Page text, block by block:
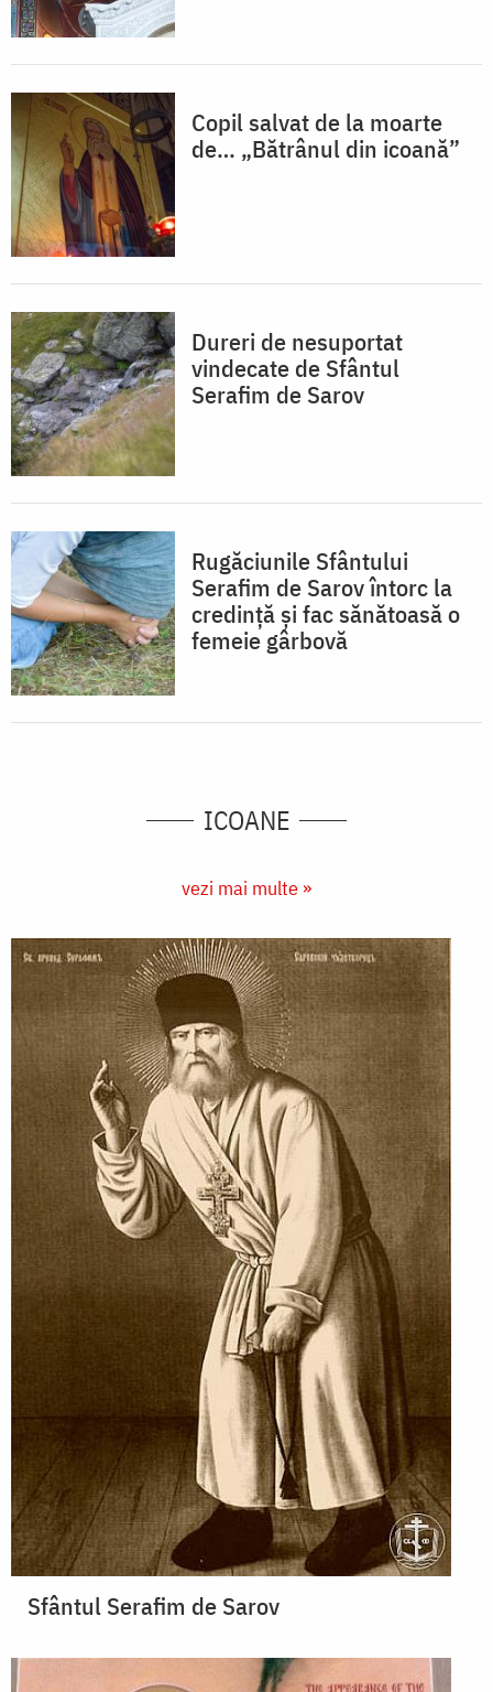
Copil salvat de la moarte
de… „Bătrânul din icoană”
Dureri de nesuportat
vindecate de Sfântul
Serafim de Sarov
Rugăciunile Sfântului
Serafim de Sarov întorc la
credință și fac sănătoasă o
femeie gârbovă
ICOANE
vezi mai multe »
Sfântul Serafim de Sarov